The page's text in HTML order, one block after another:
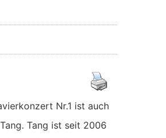
Nr.1 ist auch
Tang ist seit 2006